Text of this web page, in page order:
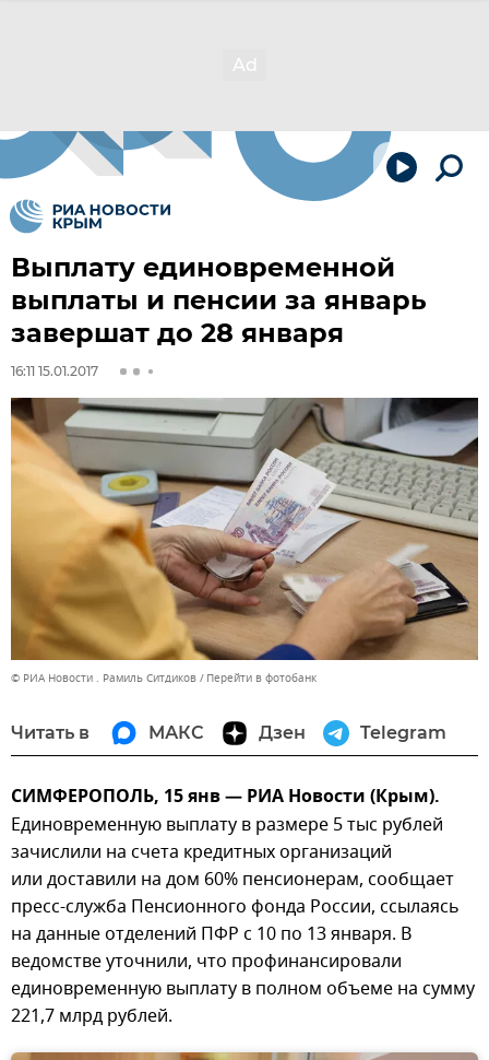
Выплату единовременной
выплаты и пенсии за январь
завершат до 28 января
16:11 15.01.2017
© РИА Новости . Рамиль Ситдиков Перейти в фотобанк
Читать в МАКС Дзен Telegram
СИМФЕРОПОЛЬ, 15 янв — РИА Новости (Крым).
Единовременную выплату в размере 5 тыс рублей
зачислили на счета кредитных организаций
или доставили на дом 60% пенсионерам, сообщает
пресс-служба Пенсионного фонда России, ссылаясь
на данные отделений ПФР с 10 по 13 января. В
ведомстве уточнили, что профинансировали
единовременную выплату в полном объеме на сумму
221,7 млрд рублей.